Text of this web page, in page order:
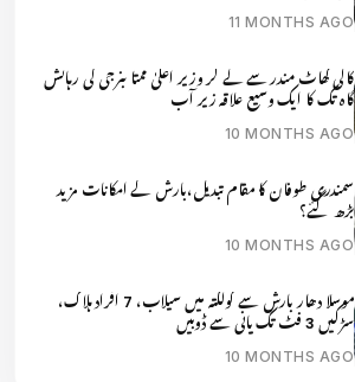
11 MONTHS AGO
کالی گھاٹ مندر سے لے کر وزیر اعلیٰ ممتا بنرجی کی رہائش
گاہ تک کا ایک وسیع علاقہ زیر آب
10 MONTHS AGO
سمندری طوفان کا مقام تبدیل،بارش کے امکانات مزید
بڑھ گئے؟
10 MONTHS AGO
موسلا دھار بارش سے کولکتہ میں سیلاب، 7 افراد ہلاک،
سڑکیں 3 فٹ تک پانی سے ڈوبیں
10 MONTHS AGO